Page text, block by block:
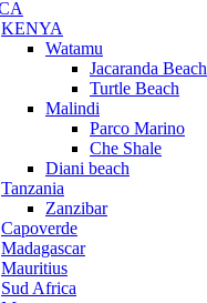
KENYA
Watamu
Jacaranda Beach
Turtle Beach
Malindi
Parco Marino
Che Shale
Diani beach
Tanzania
Zanzibar
Capoverde
Madagascar
Mauritius
Sud Africa